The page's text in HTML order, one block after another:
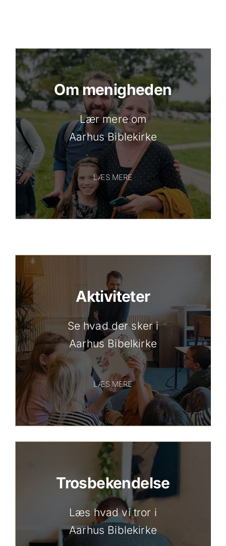
Om menigheden
Lær mere om
Aarhus Biblekirke
LÆS MERE
Aktiviteter
Se hvad der sker i
Aarhus Bibelkirke
LÆS MERE
Trosbekendelse
Læs hvad vi tror i
Aarhus Biblekirke